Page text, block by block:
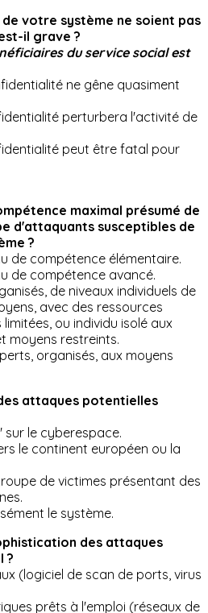
votre système ne soient pas
il grave ?
du service social est
ne gêne quasiment
perturbera l'activité de
peut être fatal pour
maximal présumé de
d'attaquants susceptibles de
?
de compétence élémentaire.
de compétence avancé.
de niveaux individuels de
avec des ressources
ou individu isolé aux
moyens restreints.
organisés, aux moyens
attaques potentielles
le cyberespace.
le continent européen ou la
de victimes présentant des
le système.
des attaques
?
(logiciel de scan de ports, virus
prêts à l'emploi (réseaux de